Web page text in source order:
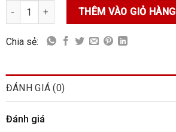
Sàn gỗ Diamontex D2862 số lượng
THÊM VÀO GIỎ HÀNG
Chia sẻ:
ĐÁNH GIÁ (0)
Đánh giá